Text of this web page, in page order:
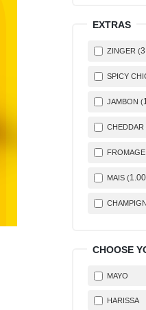
EXTRAS
ZINGER (3
SPICY
JAMBON (
CHEDDAR
MAIS (1.00
CHOOSE
MAYO
HARISSA